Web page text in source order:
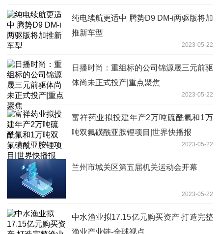
纯电续航更适中 腾势D9 DM-i两驱版将加
推新车型
2023-05-22
日播时尚：重组标的公司锦源晟三元前驱
体尚未正式投产|重点聚焦
2023-05-22
富祥药业拟投建年产2万吨硫酰氟和1万
吨双氟磺酰亚胺锂项目|世界快播报
2023-05-22
兰州市城关区第五届机关运动会开幕
2023-05-22
中水渔业拟17.15亿元购买资产 打造完整
渔业产业链-全球视点